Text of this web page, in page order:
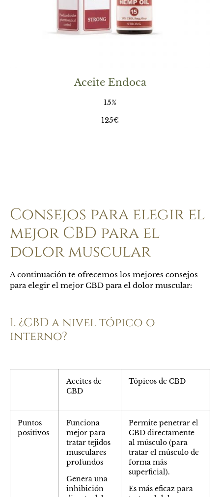
Aceite Endoca
15%
125€
Consejos para elegir el
mejor CBD para el
dolor muscular
A continuación te ofrecemos los mejores consejos
para elegir el mejor CBD para el dolor muscular:
1. ¿CBD a nivel tópico o
interno?
Aceites de
CBD
Tópicos de CBD
Puntos
positivos
Funciona
mejor para
tratar tejidos
musculares
profundos
Genera una
inhibición
Permite penetrar el
CBD directamente
al músculo (para
tratar el músculo de
forma más
superficial).
Es más eficaz para